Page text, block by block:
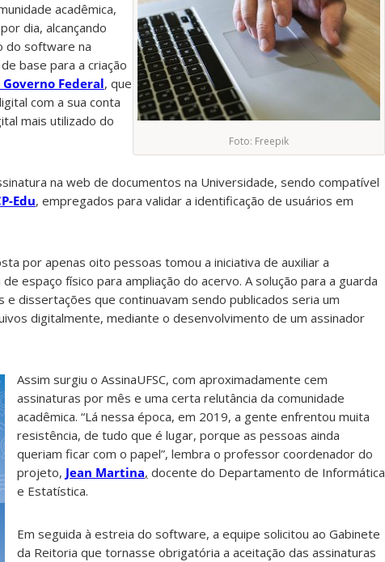
Foto: Freepik
acadêmica,
dia, alcançando
do software na
base para a criação
Federal, que
com a sua conta
mais utilizado do
na web de documentos na Universidade, sendo compatível
Edu, empregados para validar a identificação de usuários em
por apenas oito pessoas tomou a iniciativa de auxiliar a
espaço físico para ampliação do acervo. A solução para a guarda
dissertações que continuavam sendo publicados seria um
digitalmente, mediante o desenvolvimento de um assinador
Assim surgiu o AssinaUFSC, com aproximadamente cem
assinaturas por mês e uma certa relutância da comunidade
acadêmica. “Lá nessa época, em 2019, a gente enfrentou muita
resistência, de tudo que é lugar, porque as pessoas ainda
queriam ficar com o papel”, lembra o professor coordenador do
projeto, Jean Martina, docente do Departamento de Informática
e Estatística.
Em seguida à estreia do software, a equipe solicitou ao Gabinete
da Reitoria que tornasse obrigatória a aceitação das assinaturas